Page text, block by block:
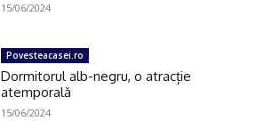
15/06/2024
Povesteacasei.ro
Dormitorul alb-negru, o atracție
atemporală
15/06/2024